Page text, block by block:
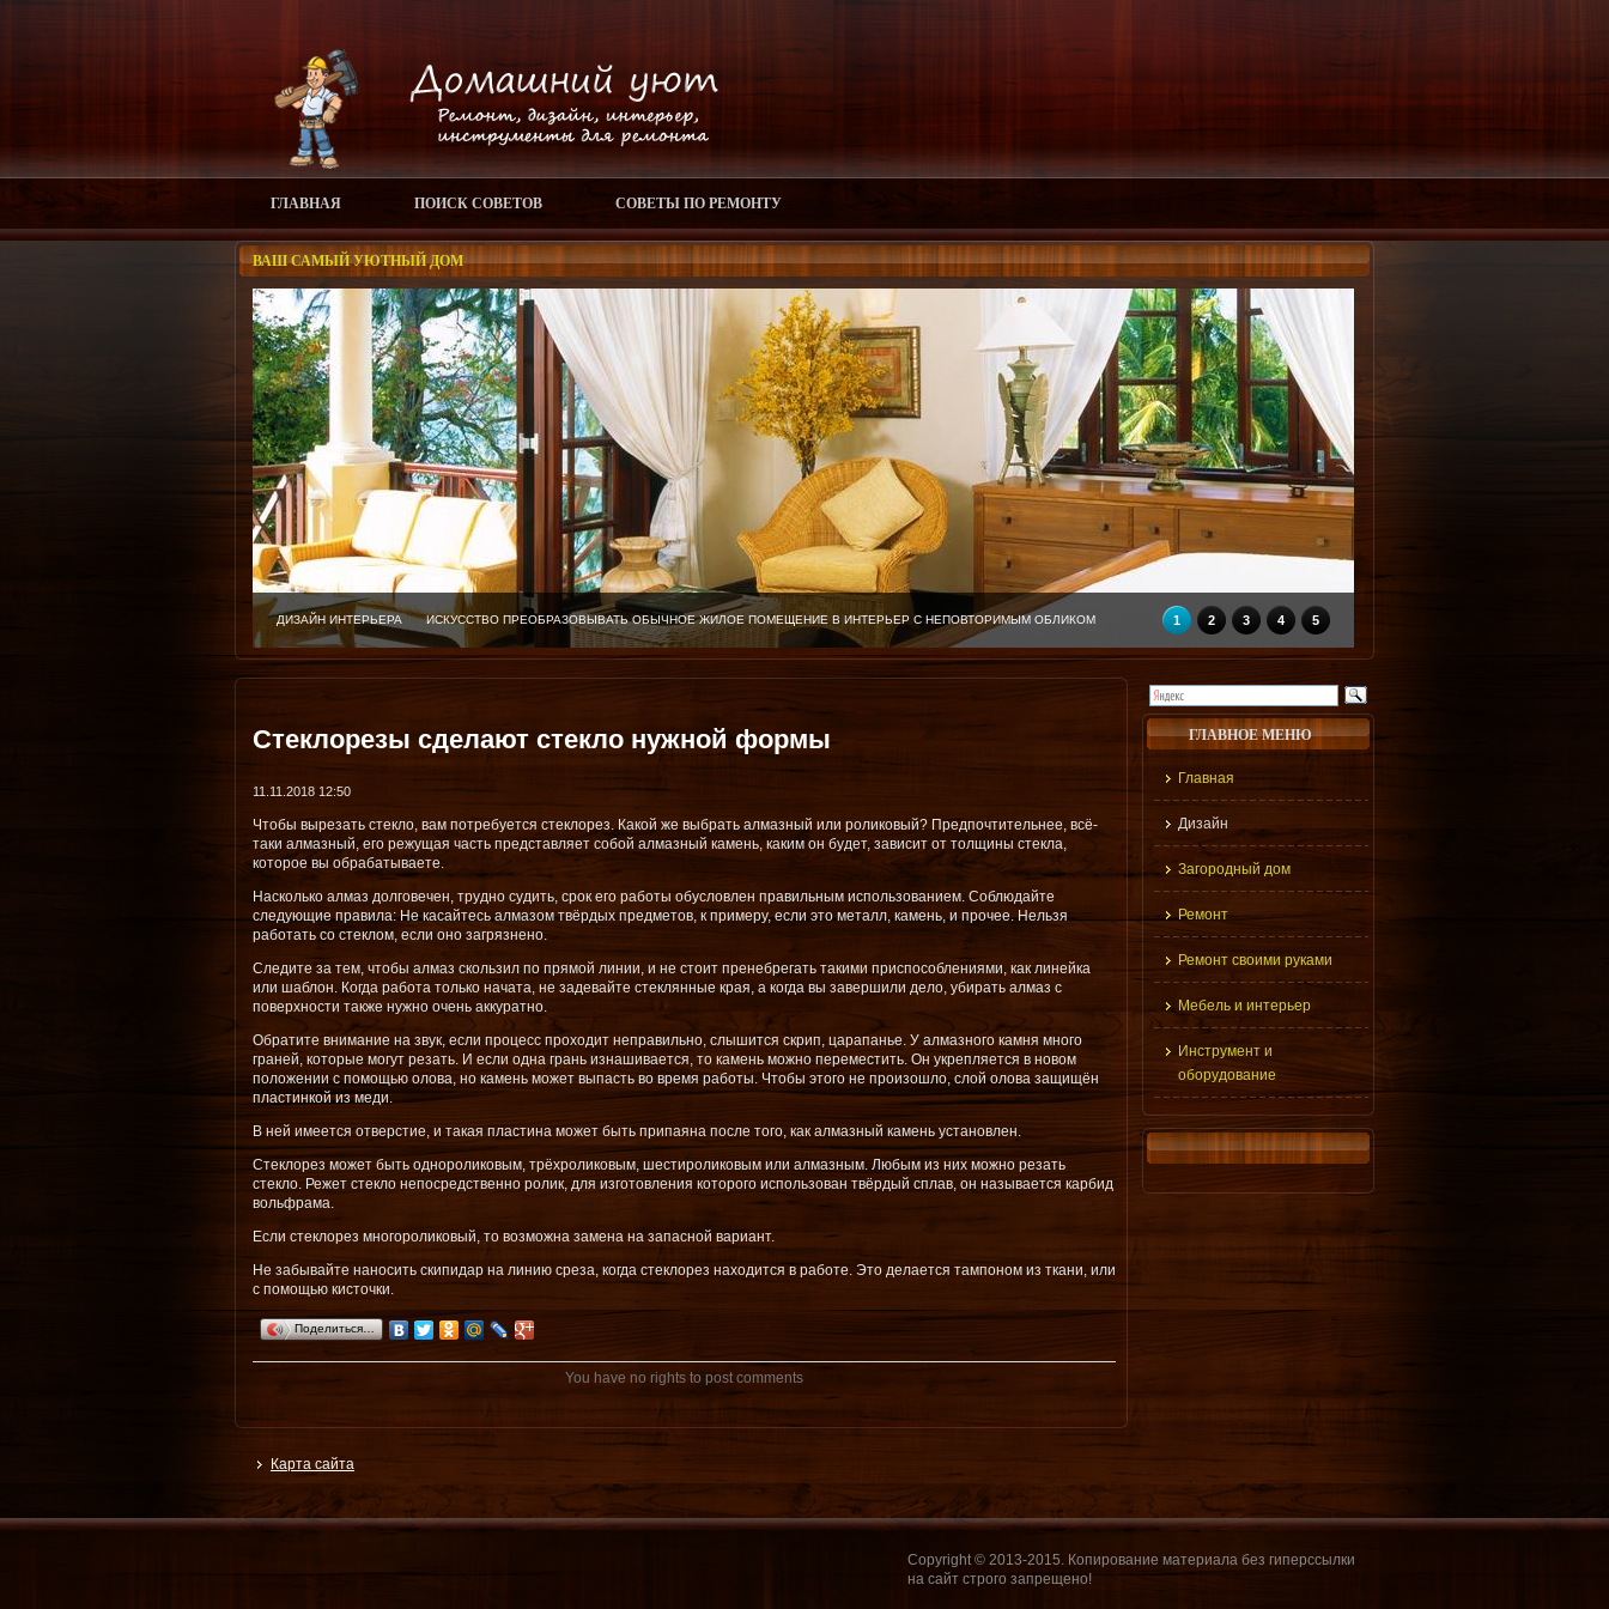
ГЛАВНАЯ ПОИСК СОВЕТОВ СОВЕТЫ ПО РЕМОНТУ
ВАШ САМЫЙ УЮТНЫЙ ДОМ
ДИЗАЙН ИНТЕРЬЕРА ИСКУССТВО ПРЕОБРАЗОВЫВАТЬ ОБЫЧНОЕ ЖИЛОЕ ПОМЕЩЕНИЕ В ИНТЕРЬЕР С НЕПОВТОРИМЫМ ОБЛИКОМ 1 2 3 4 5
Стеклорезы сделают стекло нужной формы
11.11.2018 12:50
Чтобы вырезать стекло, вам потребуется стеклорез. Какой же выбрать алмазный или роликовый? Предпочтительнее, всё-
таки алмазный, его режущая часть представляет собой алмазный камень, каким он будет, зависит от толщины стекла,
которое вы обрабатываете.
Насколько алмаз долговечен, трудно судить, срок его работы обусловлен правильным использованием. Соблюдайте
следующие правила: Не касайтесь алмазом твёрдых предметов, к примеру, если это металл, камень, и прочее. Нельзя
работать со стеклом, если оно загрязнено.
Следите за тем, чтобы алмаз скользил по прямой линии, и не стоит пренебрегать такими приспособлениями, как линейка
или шаблон. Когда работа только начата, не задевайте стеклянные края, а когда вы завершили дело, убирать алмаз с
поверхности также нужно очень аккуратно.
Обратите внимание на звук, если процесс проходит неправильно, слышится скрип, царапанье. У алмазного камня много
граней, которые могут резать. И если одна грань изнашивается, то камень можно переместить. Он укрепляется в новом
положении с помощью олова, но камень может выпасть во время работы. Чтобы этого не произошло, слой олова защищён
пластинкой из меди.
В ней имеется отверстие, и такая пластина может быть припаяна после того, как алмазный камень установлен.
Стеклорез может быть однороликовым, трёхроликовым, шестироликовым или алмазным. Любым из них можно резать
стекло. Режет стекло непосредственно ролик, для изготовления которого использован твёрдый сплав, он называется карбид
вольфрама.
Если стеклорез многороликовый, то возможна замена на запасной вариант.
Не забывайте наносить скипидар на линию среза, когда стеклорез находится в работе. Это делается тампоном из ткани, или
с помощью кисточки.
Поделиться…
You have no rights to post comments
ГЛАВНОЕ МЕНЮ
Главная
Дизайн
Загородный дом
Ремонт
Ремонт своими руками
Мебель и интерьер
Инструмент и
оборудование
Карта сайта
Copyright © 2013-2015. Копирование материала без гиперссылки
на сайт строго запрещено!